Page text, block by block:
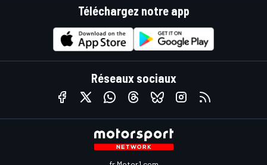
Téléchargez notre app
Réseaux sociaux